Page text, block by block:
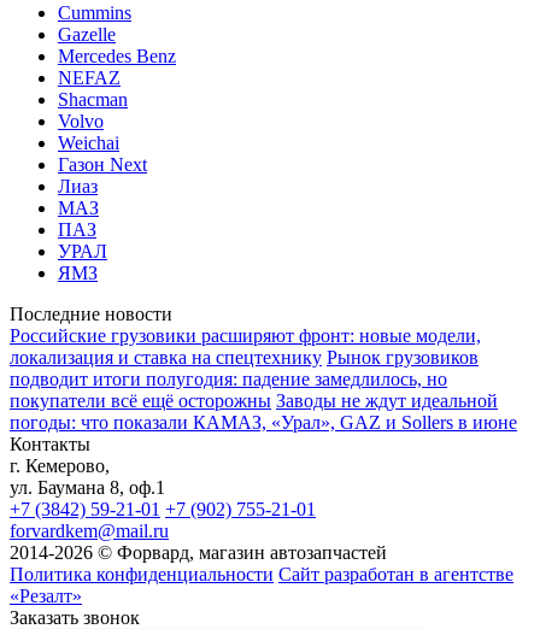
Cummins
Gazelle
Mercedes Benz
NEFAZ
Shacman
Volvo
Weichai
Газон Next
Лиаз
МАЗ
ПАЗ
УРАЛ
ЯМЗ
Последние новости
Российские грузовики расширяют фронт: новые модели,
локализация и ставка на спецтехнику Рынок грузовиков
подводит итоги полугодия: падение замедлилось, но
покупатели всё ещё осторожны Заводы не ждут идеальной
погоды: что показали КАМАЗ, «Урал», GAZ и Sollers в июне
Контакты
г. Кемерово,
ул. Баумана 8, оф.1
+7 (3842) 59-21-01 +7 (902) 755-21-01
forvardkem@mail.ru
2014-2026 © Форвард, магазин автозапчастей
Политика конфиденциальности Сайт разработан в агентстве
«Резалт»
Заказать звонок